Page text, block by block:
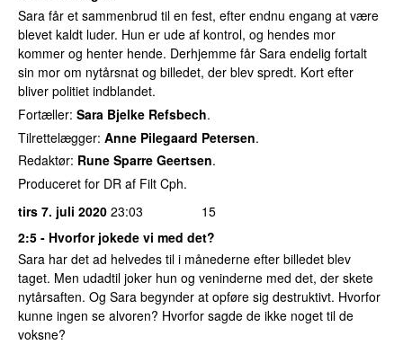
Sara får et sammenbrud til en fest, efter endnu engang at være
blevet kaldt luder. Hun er ude af kontrol, og hendes mor
kommer og henter hende. Derhjemme får Sara endelig fortalt
sin mor om nytårsnat og billedet, der blev spredt. Kort efter
bliver politiet indblandet.
Fortæller: Sara Bjelke Refsbech.
Tilrettelægger: Anne Pilegaard Petersen.
Redaktør: Rune Sparre Geertsen.
Produceret for DR af Filt Cph.
tirs 7. juli 2020 23:03
15
2:5 - Hvorfor jokede vi med det?
Sara har det ad helvedes til i månederne efter billedet blev
taget. Men udadtil joker hun og veninderne med det, der skete
nytårsaften. Og Sara begynder at opføre sig destruktivt. Hvorfor
kunne ingen se alvoren? Hvorfor sagde de ikke noget til de
voksne?